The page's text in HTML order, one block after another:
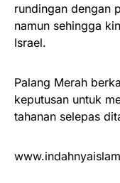
rundingan dengan
namun sehingga
Israel.
Palang Merah
keputusan untuk
tahanan selepas